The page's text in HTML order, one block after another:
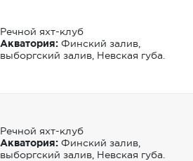
Речной яхт-клуб
Акватория: Финский залив,
выборгский залив, Невская губа.
Речной яхт-клуб
Акватория: Финский залив,
выборгский залив, Невская губа.